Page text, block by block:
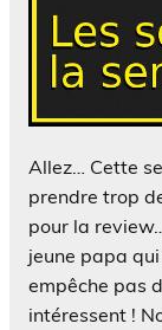
Allez… Cette
prendre trop
pour la
jeune papa
empêche pas
intéressent !